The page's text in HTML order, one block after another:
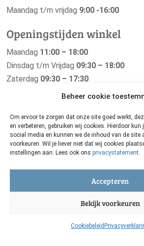
Beheer cookie
Om ervoor te zorgen dat onze site goed werkt,
en verbeteren, gebruiken wij cookies. Hierdoor
social media en kunnen we de inhoud van de site
voorkeuren. Wil je liever niet dat wij cookies
instellingen aan. Lees ook ons privacystatement.
Accepteren
Bekijk voorkeuren
Cookiebeleid
Maandag t/m vrijdag 9:00 -16:00
Openingstijden winkel
Maandag 11:00 – 18:00
Dinsdag t/m Vrijdag 09:30 – 18:00
Zaterdag 09:30 – 17:30
Gesloten
Van der Pigge is
zusterbedrijf De Groene Os
Zij maken de beste
je geliefde dier. Oerkracht uit de
De Groene Os